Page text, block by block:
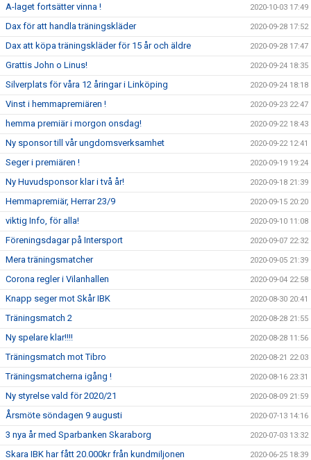
A-laget fortsätter vinna ! 2020-10-03 17:49
Dax för att handla träningskläder 2020-09-28 17:52
Dax att köpa träningskläder för 15 år och äldre 2020-09-28 17:47
Grattis John o Linus! 2020-09-24 18:35
Silverplats för våra 12 åringar i Linköping 2020-09-24 18:18
Vinst i hemmapremiären ! 2020-09-23 22:47
hemma premiär i morgon onsdag! 2020-09-22 18:43
Ny sponsor till vår ungdomsverksamhet 2020-09-22 12:41
Seger i premiären ! 2020-09-19 19:24
Ny Huvudsponsor klar i två år! 2020-09-18 21:39
Hemmapremiär, Herrar 23/9 2020-09-15 20:20
viktig Info, för alla! 2020-09-10 11:08
Föreningsdagar på Intersport 2020-09-07 22:32
Mera träningsmatcher 2020-09-05 21:39
Corona regler i Vilanhallen 2020-09-04 22:58
Knapp seger mot Skår IBK 2020-08-30 20:41
Träningsmatch 2 2020-08-28 21:55
Ny spelare klar!!!! 2020-08-28 11:56
Träningsmatch mot Tibro 2020-08-21 22:03
Träningsmatcherna igång ! 2020-08-16 23:31
Ny styrelse vald för 2020/21 2020-08-09 21:59
Årsmöte söndagen 9 augusti 2020-07-13 14:16
3 nya år med Sparbanken Skaraborg 2020-07-03 13:32
Skara IBK har fått 20.000kr från kundmiljonen 2020-06-25 18:39